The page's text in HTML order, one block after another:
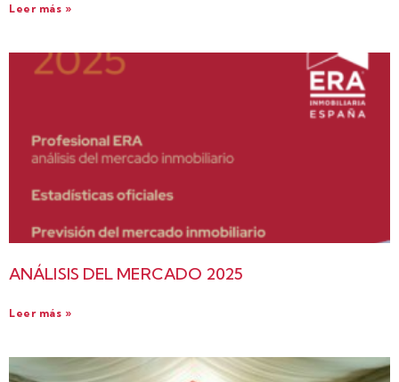
Leer más »
ANÁLISIS DEL MERCADO 2025
Leer más »